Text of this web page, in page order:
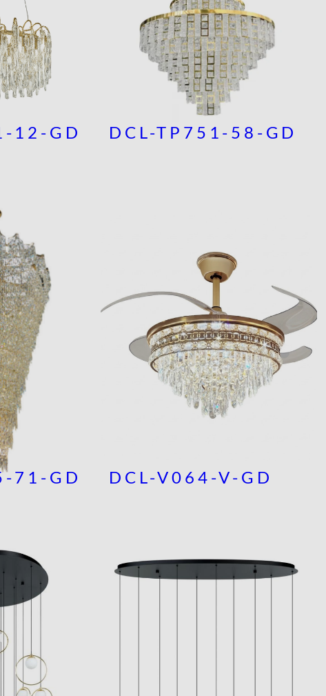
12-GD DCL-TP751-58-GD
71-GD DCL-V064-V-GD